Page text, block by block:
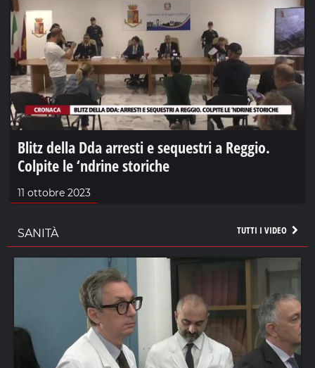
Blitz della Dda arresti e sequestri a Reggio.
Colpite le ‘ndrine storiche
11 ottobre 2023
TUTTI I VIDEO
SANITÀ